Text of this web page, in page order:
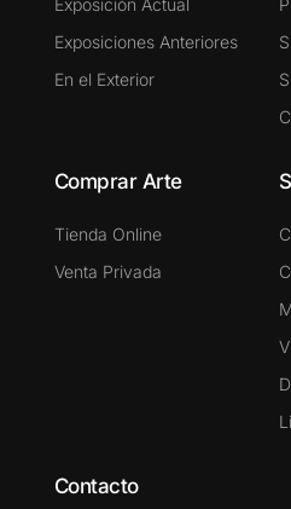
Exposiciones Anteriores
En el Exterior
Comprar Arte
Tienda Online
Venta Privada
Contacto